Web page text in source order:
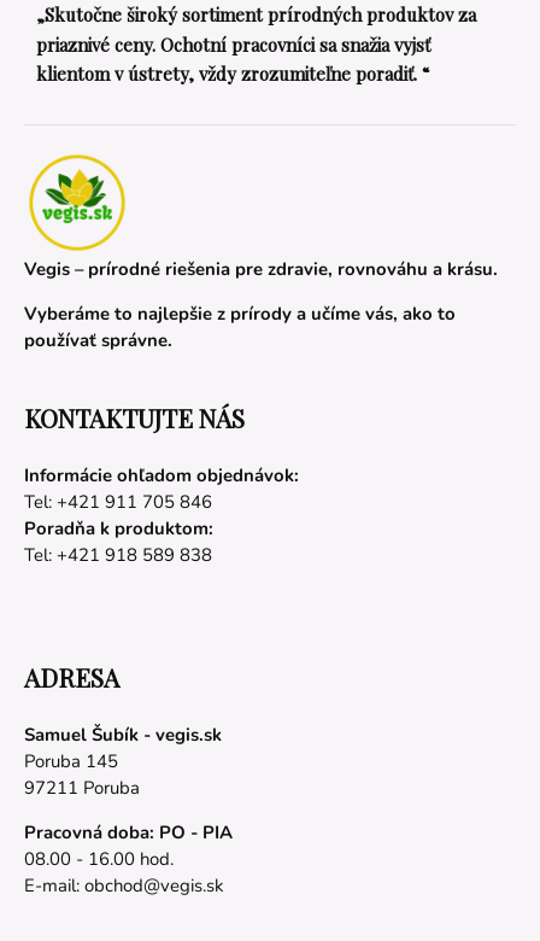
„Skutočne široký sortiment prírodných produktov za
priaznivé ceny. Ochotní pracovníci sa snažia vyjsť
klientom v ústrety, vždy zrozumiteľne poradiť. “
Vegis – prírodné riešenia pre zdravie, rovnováhu a krásu.
Vyberáme to najlepšie z prírody a učíme vás, ako to
používať správne.
KONTAKTUJTE NÁS
Informácie ohľadom objednávok:
Tel: +421 911 705 846
Poradňa k produktom:
Tel: +421 918 589 838
ADRESA
Samuel Šubík - vegis.sk
Poruba 145
97211 Poruba
Pracovná doba: PO - PIA
08.00 - 16.00 hod.
E-mail: obchod@vegis.sk